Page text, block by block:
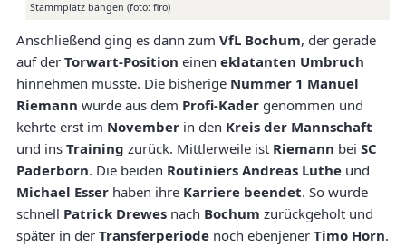
Stammplatz bangen (foto: firo)
Anschließend ging es dann zum VfL Bochum, der gerade
auf der Torwart-Position einen eklatanten Umbruch
hinnehmen musste. Die bisherige Nummer 1 Manuel
Riemann wurde aus dem Profi-Kader genommen und
kehrte erst im November in den Kreis der Mannschaft
und ins Training zurück. Mittlerweile ist Riemann bei SC
Paderborn. Die beiden Routiniers Andreas Luthe und
Michael Esser haben ihre Karriere beendet. So wurde
schnell Patrick Drewes nach Bochum zurückgeholt und
später in der Transferperiode noch ebenjener Timo Horn.